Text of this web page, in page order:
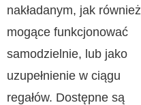
nakładanym, jak również
mogące funkcjonować
samodzielnie, lub jako
uzupełnienie w ciągu
regałów. Dostępne są